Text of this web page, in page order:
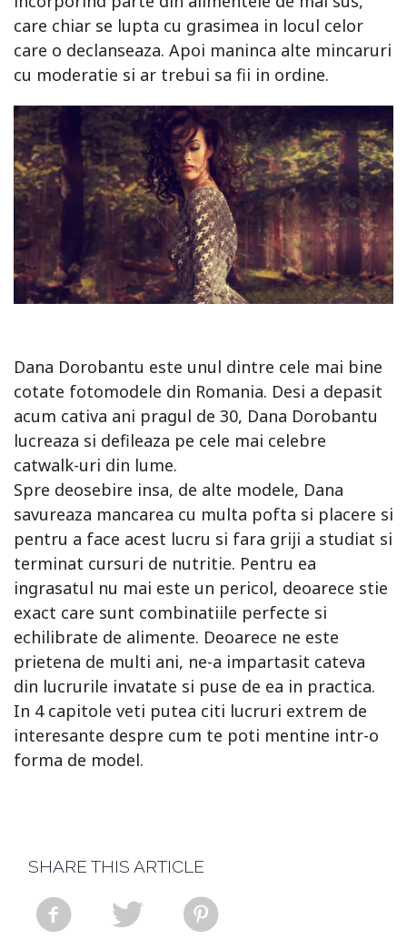
care chiar se lupta cu grasimea in locul celor
care o declanseaza. Apoi maninca alte mincaruri
cu moderatie si ar trebui sa fii in ordine.
Dana Dorobantu este unul dintre cele mai bine
cotate fotomodele din Romania. Desi a depasit
acum cativa ani pragul de 30, Dana Dorobantu
lucreaza si defileaza pe cele mai celebre
catwalk-uri din lume.
Spre deosebire insa, de alte modele, Dana
savureaza mancarea cu multa pofta si placere si
pentru a face acest lucru si fara griji a studiat si
terminat cursuri de nutritie. Pentru ea
ingrasatul nu mai este un pericol, deoarece stie
exact care sunt combinatiile perfecte si
echilibrate de alimente. Deoarece ne este
prietena de multi ani, ne-a impartasit cateva
din lucrurile invatate si puse de ea in practica.
In 4 capitole veti putea citi lucruri extrem de
interesante despre cum te poti mentine intr-o
forma de model.
SHARE THIS ARTICLE